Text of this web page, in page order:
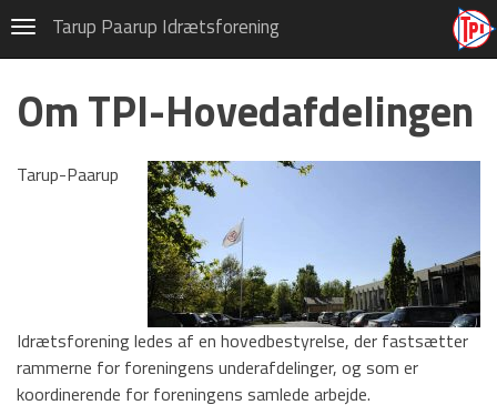
NavigationTarup Paarup Idrætsforening
Hovedafdeling
Privatlivspolitik (GDPR)
Om TPI-Hovedafdelingen
Forretningsudvalget
Vision og målsætning
Beredskabsplan
Om TPI-Hovedafdelingen
Tarup-Paarup
Idrætsforening ledes af en hovedbestyrelse, der fastsætter
rammerne for foreningens underafdelinger, og som er
koordinerende for foreningens samlede arbejde.